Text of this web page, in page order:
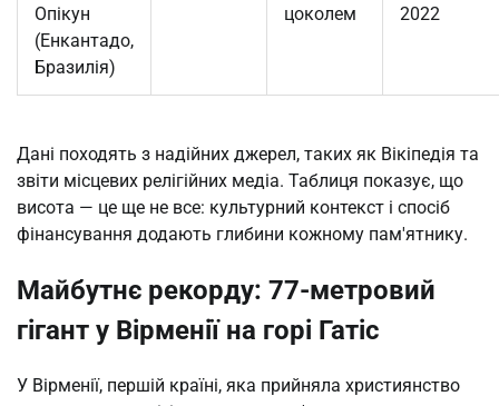
Опікун
(Енкантадо,
Бразилія)
цоколем
2022
Дані походять з надійних джерел, таких як Вікіпедія та
звіти місцевих релігійних медіа. Таблиця показує, що
висота — це ще не все: культурний контекст і спосіб
фінансування додають глибини кожному пам'ятнику.
Майбутнє рекорду: 77-метровий
гігант у Вірменії на горі Гатіс
У Вірменії, першій країні, яка прийняла християнство